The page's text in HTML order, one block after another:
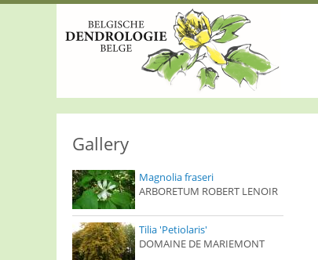
Gallery
Magnolia fraseri
ARBORETUM ROBERT LENOIR
Tilia 'Petiolaris'
DOMAINE DE MARIEMONT